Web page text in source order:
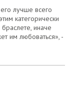
лучше всего
категорически
иначе
им любоваться», -